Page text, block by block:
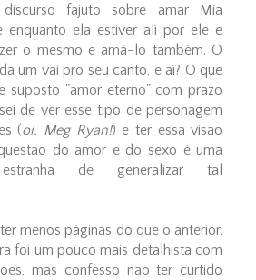
fajuto sobre amar Mia
enquanto ela estiver alí por ele e
o mesmo e amá-lo também. O
um vai pro seu canto, e aí? O que
suposto "amor eterno" com prazo
de ver esse tipo de personagem
(oi, Meg Ryan!) e ter essa visão
do amor e do sexo é uma
de generalizar tal
menos páginas do que o anterior,
foi um pouco mais detalhista com
mas confesso não ter curtido